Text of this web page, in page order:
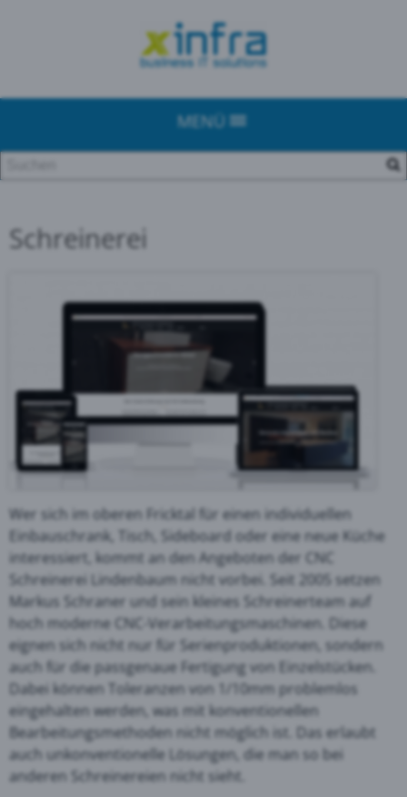
MENÜ
Schreinerei
Wer sich im oberen Fricktal für einen individuellen
Einbauschrank, Tisch, Sideboard oder eine neue Küche
interessiert, kommt an den Angeboten der CNC
Schreinerei Lindenbaum nicht vorbei. Seit 2005 setzen
Markus Schraner und sein kleines Schreinerteam auf
hoch moderne CNC-Verarbeitungsmaschinen. Diese
eignen sich nicht nur für Serienproduktionen, sondern
auch für die passgenaue Fertigung von Einzelstücken.
Dabei können Toleranzen von 1/10mm problemlos
eingehalten werden, was mit konventionellen
Bearbeitungsmethoden nicht möglich ist. Das erlaubt
auch unkonventionelle Lösungen, die man so bei
anderen Schreinereien nicht sieht.